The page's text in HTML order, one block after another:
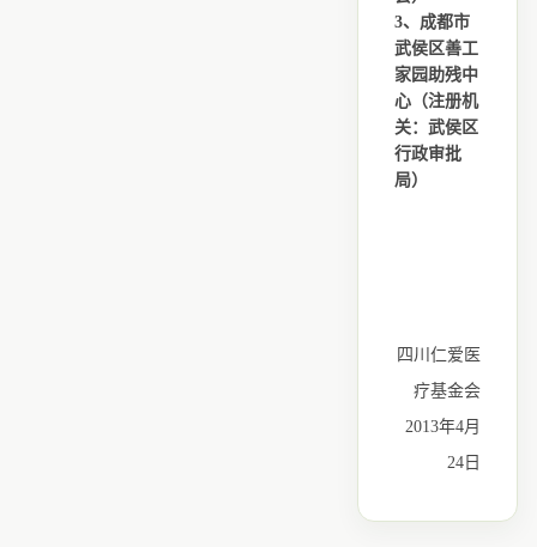
3、成都市
武侯区善工
家园助残中
心（注册机
关：武侯区
行政审批
局）
四川仁爱医
疗基金会
2013年4月
24日